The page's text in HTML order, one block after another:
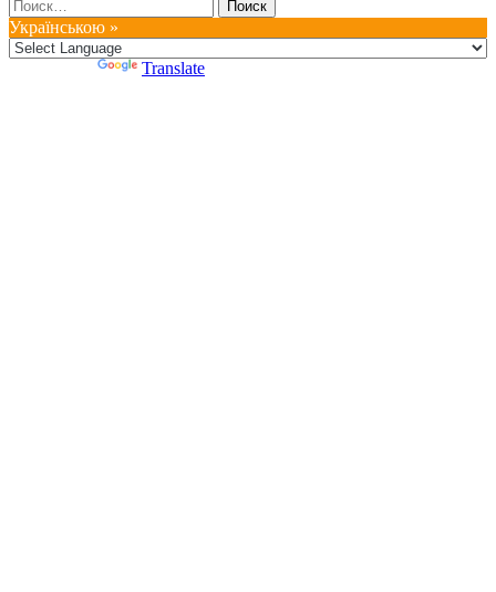
Українською »
Translate